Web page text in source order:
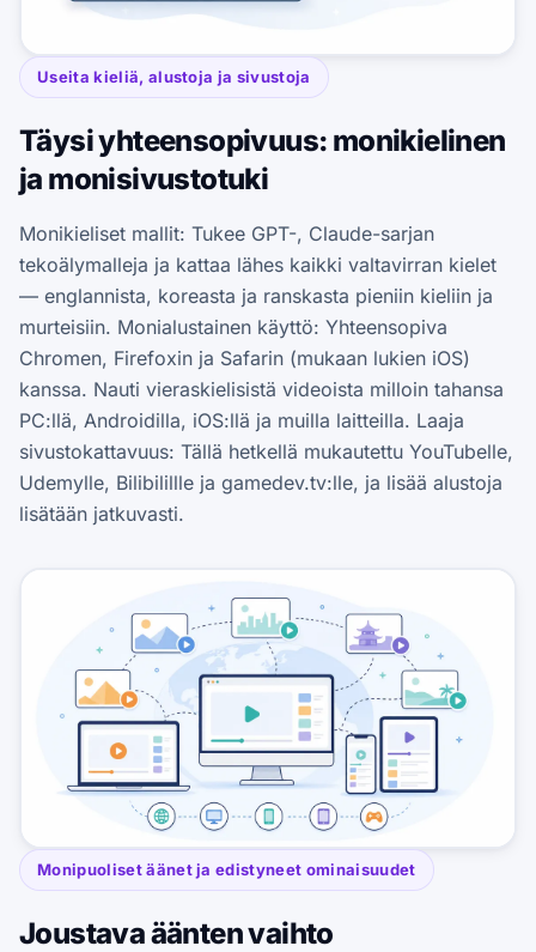
Useita kieliä, alustoja ja sivustoja
Täysi yhteensopivuus: monikielinen
ja monisivustotuki
Monikieliset mallit: Tukee GPT-, Claude-sarjan
tekoälymalleja ja kattaa lähes kaikki valtavirran kielet
— englannista, koreasta ja ranskasta pieniin kieliin ja
murteisiin. Monialustainen käyttö: Yhteensopiva
Chromen, Firefoxin ja Safarin (mukaan lukien iOS)
kanssa. Nauti vieraskielisistä videoista milloin tahansa
PC:llä, Androidilla, iOS:llä ja muilla laitteilla. Laaja
sivustokattavuus: Tällä hetkellä mukautettu YouTubelle,
Udemylle, Bilibilillle ja gamedev.tv:lle, ja lisää alustoja
lisätään jatkuvasti.
Monipuoliset äänet ja edistyneet ominaisuudet
Joustava äänten vaihto